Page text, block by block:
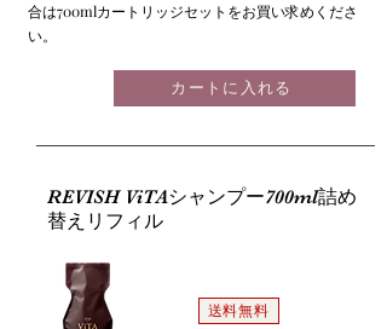
合は700mlカートリッジセットをお買い求めくださ
い。
カートに入れる
REVISH ViTAシャンプー700ml詰め
替えリフィル
送料無料